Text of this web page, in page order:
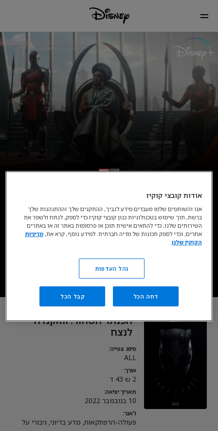
זמין בסטרימינג כעת בדיסני+*
עכשיו ב- DISNEY+
* כפוף לרכישת מינוי, מגיל 18. כפוף לתנאי השימוש.
הפנתר השחור: וואקנדה
לנצח
סיווג צפייה:
ALL
אורך:
2 ש 43 ד
תאריך יציאה:
10 בנובמבר 2022
ז'אנר:
פעולה-הרפתקאות, מדע בדיוני, גיבורי על
אודות קובצי קוקיז
אנו והשותפים שלמו מעבדים מידע לגביך, ההתקנים שלך וההתנהגות שלך
ברשת, תוך שימוש בטכנולוגיות כגון קובצי קוקיז כדי לספק, לנתח ולשפר את
השירותים שלנו; כדי להתאים אישית תוכן או פרסומות באתר זה או באתרים
אחרים; וכדי לספק תכונות של מדיה חברתית. למידע נוסף, קרא את,מדיניות
הקוקיז שלנו
נהל העדפות
דחה הכל קבל הכל